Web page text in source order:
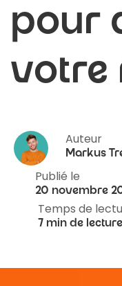
pour
votre
Auteur
Markus
Publié le
20 novembre
Temps de
7 min de lecture